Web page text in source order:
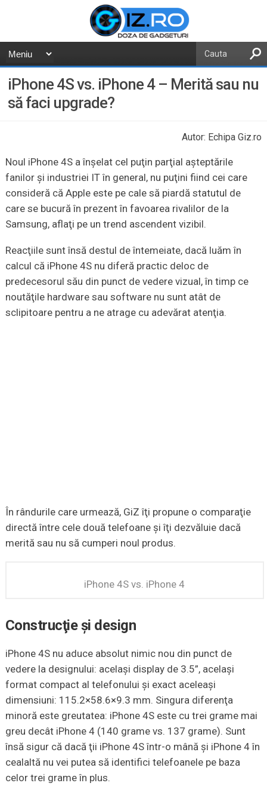
iPhone 4S vs. iPhone 4 – Merită sau nu
să faci upgrade?
Autor: Echipa Giz.ro
Noul iPhone 4S a înşelat cel puţin parţial aşteptările
fanilor şi industriei IT în general, nu puţini fiind cei care
consideră că Apple este pe cale să piardă statutul de
care se bucură în prezent în favoarea rivalilor de la
Samsung, aflaţi pe un trend ascendent vizibil.
Reacţiile sunt însă destul de întemeiate, dacă luăm în
calcul că iPhone 4S nu diferă practic deloc de
predecesorul său din punct de vedere vizual, în timp ce
noutăţile hardware sau software nu sunt atât de
sclipitoare pentru a ne atrage cu adevărat atenţia.
În rândurile care urmează, GiZ îţi propune o comparaţie
directă între cele două telefoane şi îţi dezvăluie dacă
merită sau nu să cumperi noul produs.
iPhone 4S vs. iPhone 4
Construcţie şi design
iPhone 4S nu aduce absolut nimic nou din punct de
vedere la designului: acelaşi display de 3.5”, acelaşi
format compact al telefonului şi exact aceleaşi
dimensiuni: 115.2×58.6×9.3 mm. Singura diferenţa
minoră este greutatea: iPhone 4S este cu trei grame mai
greu decât iPhone 4 (140 grame vs. 137 grame). Sunt
însă sigur că dacă ţii iPhone 4S într-o mână şi iPhone 4 în
cealaltă nu vei putea să identifici telefoanele pe baza
celor trei grame în plus.